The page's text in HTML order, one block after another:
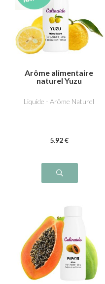
Arôme alimentaire
naturel Yuzu
Liquide - Arôme Naturel
5.92 €